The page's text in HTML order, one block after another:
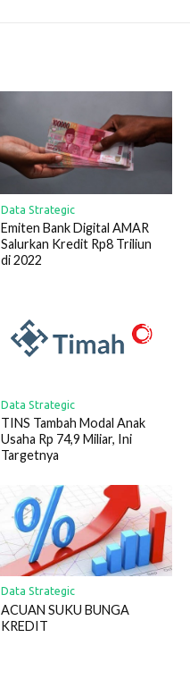
Data Strategic
Emiten Bank Digital AMAR
Salurkan Kredit Rp8 Triliun
di 2022
Data Strategic
TINS Tambah Modal Anak
Usaha Rp 74,9 Miliar, Ini
Targetnya
Data Strategic
ACUAN SUKU BUNGA
KREDIT